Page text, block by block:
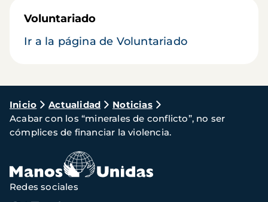
Voluntariado
Ir a la página de Voluntariado
Ruta
de
navegación
Inicio Actualidad
Noticias
Acabar con los “minerales de conflicto”, no ser
cómplices de financiar la violencia.
Redes sociales